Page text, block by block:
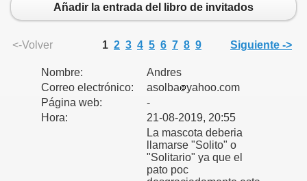
Añadir la entrada del libro de invitados
<-Volver 1 2 3 4 5 6 7 8 9 Siguiente ->
Nombre:
Andres
Correo electrónico:
asolba
yahoo.com
Página web:
-
Hora:
21-08-2019, 20:55
La mascota deberia
llamarse "Solito" o
"Solitario" ya que el
pato poc